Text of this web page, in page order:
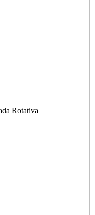
Rotativa